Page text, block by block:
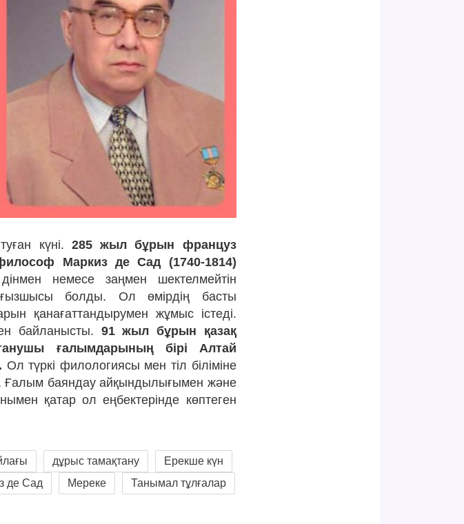
күні. 285 жыл бұрын француз
Маркиз де Сад (1740-1814)
немесе заңмен шектелмейтін
болды. Ол өмірдің басты
қанағаттандырумен жұмыс істеді.
байланысты. 91 жыл бұрын қазақ
ғалымдарының бірі Алтай
Ол түркі филологиясы мен тіл біліміне
Ғалым баяндау айқындылығымен және
қатар ол еңбектерінде көптеген
дұрыс тамақтану
Ерекше күн
де Сад Мереке
Танымал тұлғалар